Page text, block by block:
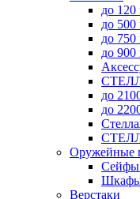
до 120
до 500
до 750
до 900
до
до
Оружейные
Сейфы
Верстаки